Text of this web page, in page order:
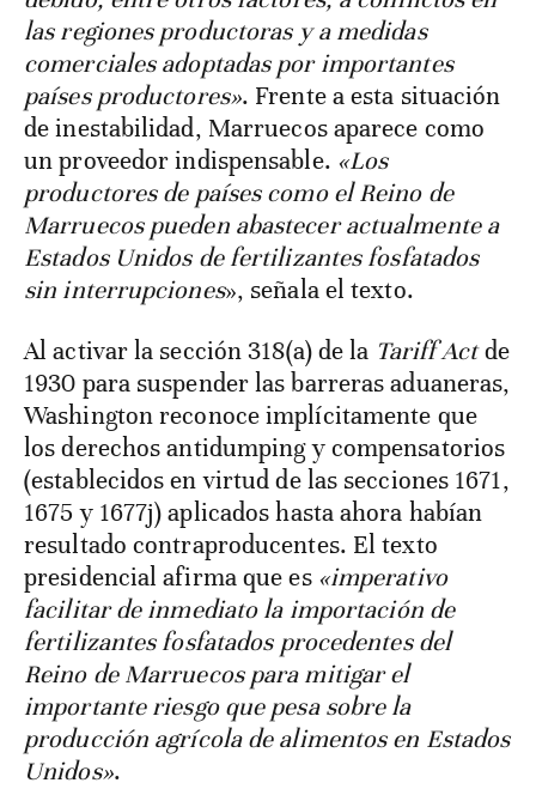
las regiones productoras y a medidas
comerciales adoptadas por importantes
países productores». Frente a esta situación
de inestabilidad, Marruecos aparece como
un proveedor indispensable. «Los
productores de países como el Reino de
Marruecos pueden abastecer actualmente a
Estados Unidos de fertilizantes fosfatados
sin interrupciones», señala el texto.
Al activar la sección 318(a) de la Tariff Actde
1930 para suspender las barreras aduaneras,
Washington reconoce implícitamente que
los derechos antidumping y compensatorios
(establecidos en virtud de las secciones 1671,
1675 y 1677j) aplicados hasta ahora habían
resultado contraproducentes. El texto
presidencial afirma que es «imperativo
facilitar de inmediato la importación de
fertilizantes fosfatados procedentes del
Reino de Marruecos para mitigar el
importante riesgo que pesa sobre la
producción agrícola de alimentos en Estados
Unidos».